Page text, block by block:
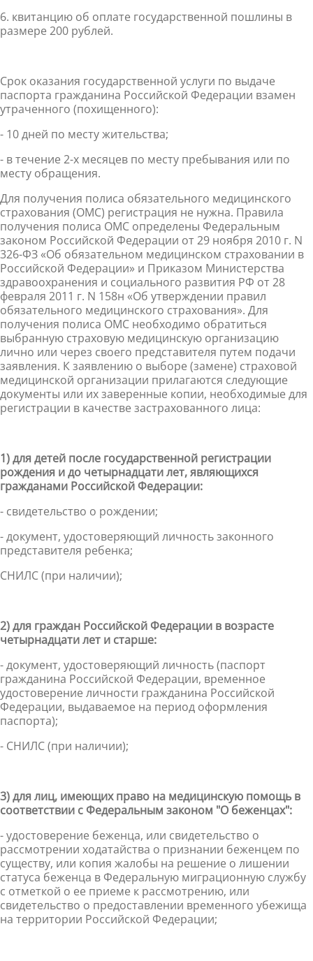
6.​ квитанцию об оплате государственной пошлины в
размере 200 рублей.
Срок оказания государственной услуги по выдаче
паспорта гражданина Российской Федерации взамен
утраченного (похищенного):
- 10 дней по месту жительства;
- в течение 2-х месяцев по месту пребывания или по
месту обращения.
Для получения полиса обязательного медицинского
страхования (ОМС) регистрация не нужна. Правила
получения полиса ОМС определены Федеральным
законом Российской Федерации от 29 ноября 2010 г. N
326-ФЗ «Об обязательном медицинском страховании в
Российской Федерации» и Приказом Министерства
здравоохранения и социального развития РФ от 28
февраля 2011 г. N 158н «Об утверждении правил
обязательного медицинского страхования». Для
получения полиса ОМС необходимо обратиться
выбранную страховую медицинскую организацию
лично или через своего представителя путем подачи
заявления. К заявлению о выборе (замене) страховой
медицинской организации прилагаются следующие
документы или их заверенные копии, необходимые для
регистрации в качестве застрахованного лица:
1) для детей после государственной регистрации
рождения и до четырнадцати лет, являющихся
гражданами Российской Федерации:
- свидетельство о рождении;
- документ, удостоверяющий личность законного
представителя ребенка;
СНИЛС (при наличии);
2) для граждан Российской Федерации в возрасте
четырнадцати лет и старше:
- документ, удостоверяющий личность (паспорт
гражданина Российской Федерации, временное
удостоверение личности гражданина Российской
Федерации, выдаваемое на период оформления
паспорта);
- СНИЛС (при наличии);
3) для лиц, имеющих право на медицинскую помощь в
соответствии с Федеральным законом "О беженцах":
- удостоверение беженца, или свидетельство о
рассмотрении ходатайства о признании беженцем по
существу, или копия жалобы на решение о лишении
статуса беженца в Федеральную миграционную службу
с отметкой о ее приеме к рассмотрению, или
свидетельство о предоставлении временного убежища
на территории Российской Федерации;